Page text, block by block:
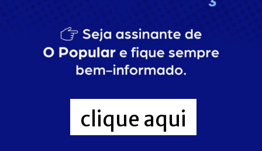
clique aqui